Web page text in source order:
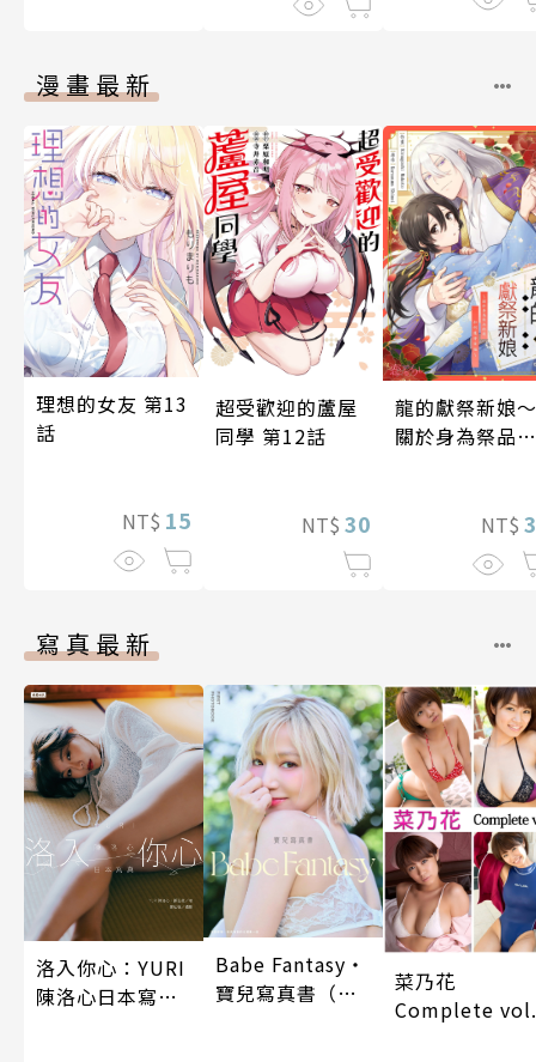
漫畫最新
理想的女友 第13
話
NT$ 15
超受歡迎的蘆屋
同學 第12話
NT$ 30
龍的獻祭新娘～
關於身為祭品的
NT$
寫真最新
洛入你心：YURI
陳洛心日本寫真
Babe Fantasy‧
寶兒寫真書（加
菜乃花
Complete